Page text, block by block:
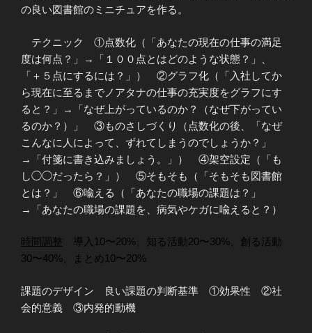
の良い図書館のミニチュアを作る。
テクニック ①点数化（「あなたの現在の仕事の満足
度は何点？」→「１００点とはどのような状態？」、
「＋５点にするには？」） ②グラフ化（「入社してか
ら現在に至るまでノアタナの仕事の充実度をグラフにす
ると？」→「なぜ上がっているのか？（なぜ下がってい
るのか？）」 ③ものさしづくり（点数化の後、「なぜ
こんなに人によって、ずれてしまうのでしょうか？」
→「付箋に書き込みましょう。」） ④架空設定（「も
し◯◯だったら？」） ⑤そもそも（「そもそも図書館
とは？」 ⑥喩える（「あなたの職場の課題は？」
→「あなたの職場の課題を、病気やケガに喩えると？）
時間調整 導入10〜20%、知る活動20〜30%、創る活動
30〜40%、まとめ10〜20%
課題のデザイン 良い課題の判断基準 ①効果性 ②社
会的意義 ③内発的動機